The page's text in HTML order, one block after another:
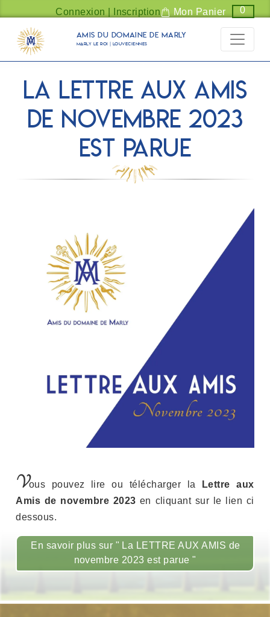
Panneau de gestion des cookies
Connexion | Inscription Mon Panier 0
Amis du Domaine de Marly
Marly Le Roi | Louveciennes
La LETTRE AUX AMIS
de novembre 2023
est parue
Vous pouvez lire ou télécharger la
Lettre aux
Amis de novembre 2023 en cliquant sur le lien ci
dessous.
En savoir plus sur " La LETTRE AUX AMIS de
novembre 2023 est parue "